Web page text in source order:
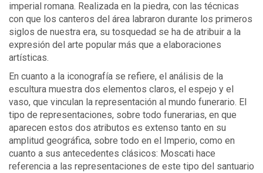
imperial romana. Realizada en la piedra, con las técnicas
con que los canteros del área labraron durante los primeros
siglos de nuestra era, su tosquedad se ha de atribuir a la
expresión del arte popular más que a elaboraciones
artísticas.
En cuanto a la iconografía se refiere, el análisis de la
escultura muestra dos elementos claros, el espejo y el
vaso, que vinculan la representación al mundo funerario. El
tipo de representaciones, sobre todo funerarias, en que
aparecen estos dos atributos es extenso tanto en su
amplitud geográfica, sobre todo en el Imperio, como en
cuanto a sus antecedentes clásicos: Moscati hace
referencia a las representaciones de este tipo del santuario